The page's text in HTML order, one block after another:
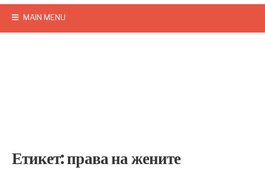
MAIN MENU
Етикет:права на жените